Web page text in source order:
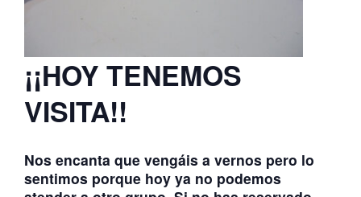
¡¡HOY TENEMOS
VISITA!!
Nos encanta que vengáis a vernos pero lo
sentimos porque hoy ya no podemos